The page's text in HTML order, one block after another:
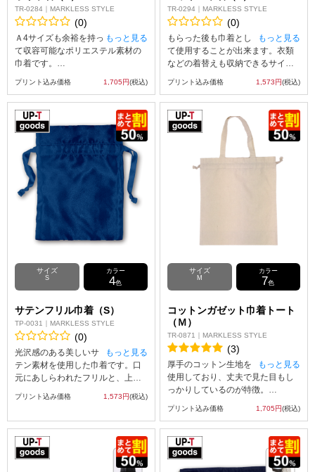
TR-0284｜MARKLESS STYLE
(0)
もっと見る
Ａ4サイズも余裕を持っ
て収容可能なポリエステル素材の
巾着です。
ポリエステルの素材の巾着なの
で、汚れにくくデイリーに活躍す
ること間違いなしです！
また、旅行の際の小分けバッグと
して、部活、サークル課外活動な
どの洋服入れなどアイデア次第で
用途が広がります。
カラーはロイヤルブルー、ネイビ
ー、ブラックの3色からお選びいた
だけます。
プリント込み価格 1,705円(税込)
TR-0294｜MARKLESS STYLE
(0)
もっと見る
もらった後も巾着とし
て使用することが出来ます。衣類
などの着替えも収納できるサイズ
なので、様々な用途でお使い頂け
ます。シンプルなデザインなの
で、性別・年齢問わず誰でも使用
できるアイテムです。柔らかい生
地感が中の物を優しく包み込んで
くれます。サイズ違いでMサイズ
もご用意。自分好みのデザインで
オリジナル巾着を作成することが
プリント込み価格 1,573円(税込)
サイズ
S
カラー
4色
サテンフリル巾着（S）
TP-0031｜MARKLESS STYLE
(0)
もっと見る
光沢感のある美しいサ
テン素材を使用した巾着です。口
元にあしらわれたフリルと、上品
なサテンリボンが、高級感と華や
かさを演出します。大切な方への
す。
小ぶりなサイズ感で、コスメやチ
ャージャーなどのガジェットなど
の小物入れにちょうど良い大きさ
プリント込み価格 1,573円(税込)
サイズ
M
カラー
7色
コットンガゼット巾着トート
（Ｍ）
TR-0871｜MARKLESS STYLE
(3)
もっと見る
厚手のコットン生地を
使用しており、丈夫で見た目もし
っかりしているのが特徴。
ガゼットマチ付きでたくさんの荷
物をまとめられます。
一般的なトートの素材であるシー
チング生地と比べると目が詰まっ
ており中身が透けにくく、リーズ
ナブルながら高見えします。
プリント込み価格 1,705円(税込)